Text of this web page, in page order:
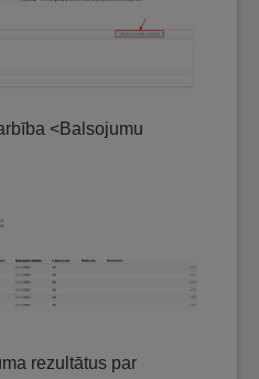
<Balsojumu
rezultātus par